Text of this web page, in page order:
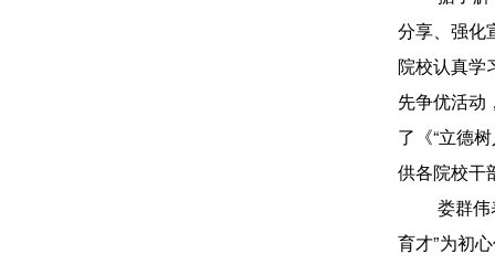
分享、强化
院校认真学
先争优活动
了《“立德
供各院校干
娄群
育才”为初